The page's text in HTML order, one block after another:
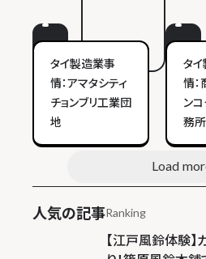
タイ製造業事
情：アマタシティ
チョンブリ工業団
地
タ
情
ン
務所
Load
人気の記事Ranking
【江戸風鈴体験